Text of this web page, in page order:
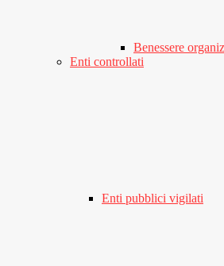
Benessere
Enti controllati
Enti pubblici vigilati